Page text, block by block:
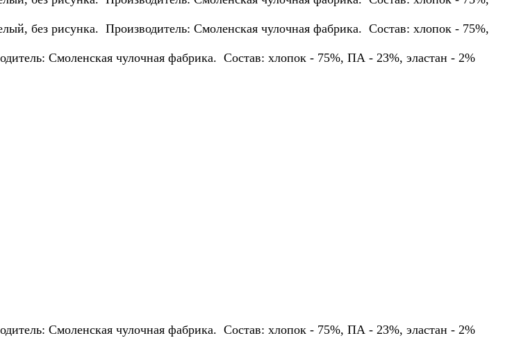
без рисунка. Производитель: Смоленская чулочная фабрика. Состав: хлопок - 75%,
Смоленская чулочная фабрика. Состав: хлопок - 75%, ПА - 23%, эластан - 2%
Смоленская чулочная фабрика. Состав: хлопок - 75%, ПА - 23%, эластан - 2%